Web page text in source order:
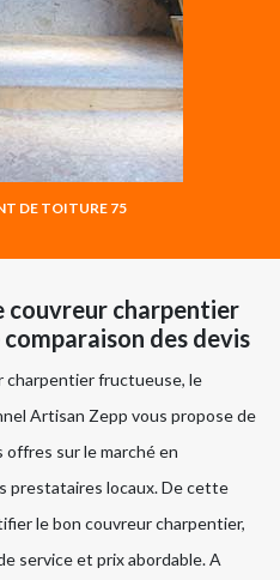
DE TOITURE 75
couvreur charpentier
des devis
charpentier fructueuse, le
Artisan Zepp vous propose de
offres sur le marché en
prestataires locaux. De cette
le bon couvreur charpentier,
service et prix abordable. A